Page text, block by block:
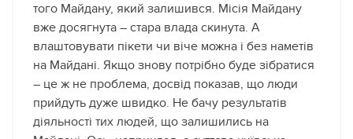
того Майдану, який залишився. Місія Майдану
вже досягнута – стара влада скинута. А
влаштовувати пікети чи віче можна і без наметів
на Майдані. Якщо знову потрібно буде зібратися
– це ж не проблема, досвід показав, що люди
прийдуть дуже швидко. Не бачу результатів
діяльності тих людей, що залишились на